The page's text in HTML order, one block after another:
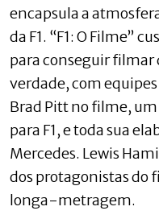
encapsula a
da F1. “F1: O Filme”
para conseguir
verdade, com
Brad Pitt no filme,
para F1, e toda sua
Mercedes. Lewis
dos protagonistas do
longa-metragem.